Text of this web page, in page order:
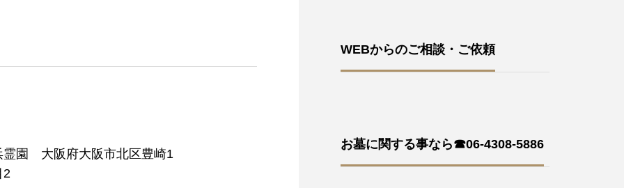
霊園 大阪府大阪市北区豊崎1
2
WEBからのご相談・ご依頼
お墓に関する事なら☎06-4308-5886